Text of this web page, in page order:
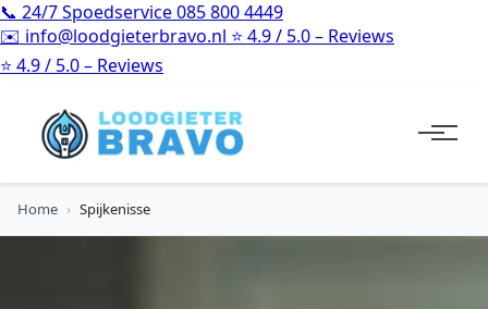
📞 24/7 Spoedservice085 800 4449
✉️ info@loodgieterbravo.nl ⭐ 4.9 / 5.0 – Reviews
⭐ 4.9 / 5.0 – Reviews
Home › Spijkenisse